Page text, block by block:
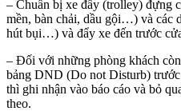
– Chuẩn bị xe đẩy (trolley) đựng
mền, bàn chải, dầu gội…) và các
hút bụi…) và đẩy xe đến trước
– Đối với những phòng khách
bảng DND (Do not Disturb)
thì ghi nhận vào báo cáo và bỏ
theo.